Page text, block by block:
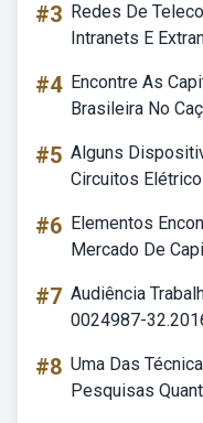
#3 Redes De
Intranets E
#4 Encontre As
Brasileira No
#5 Alguns
Circuitos
#6 Elementos
Mercado De
#7 Audiência
0024987-
#8 Uma Das
Pesquisas